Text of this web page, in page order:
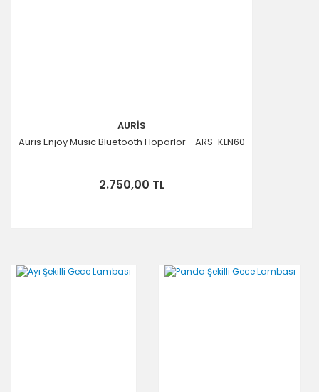
AURİS
Auris Enjoy Music Bluetooth Hoparlör - ARS-KLN60
2.750,00 TL